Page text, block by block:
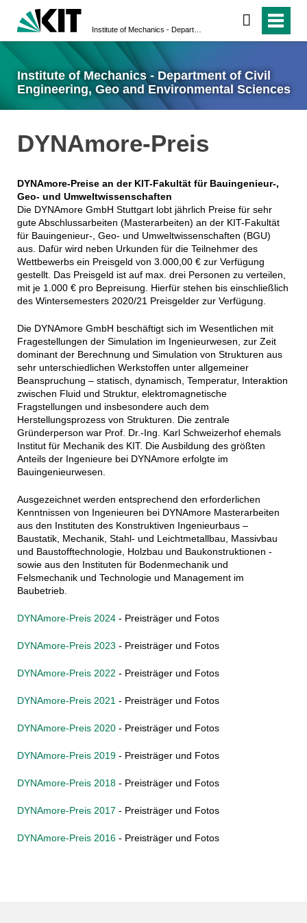
Institute of Mechanics - Department of Civil
Engineering, Geo and Environmental Sciences
DYNAmore-Preis
DYNAmore-Preise an der KIT-Fakultät für Bauingenieur-,
Geo- und Umweltwissenschaften
Die DYNAmore GmbH Stuttgart lobt jährlich Preise für sehr
gute Abschlussarbeiten (Masterarbeiten) an der KIT-Fakultät
für Bauingenieur-, Geo- und Umweltwissenschaften (BGU)
aus. Dafür wird neben Urkunden für die Teilnehmer des
Wettbewerbs ein Preisgeld von 3.000,00 € zur Verfügung
gestellt. Das Preisgeld ist auf max. drei Personen zu verteilen,
mit je 1.000 € pro Bepreisung. Hierfür stehen bis einschließlich
des Wintersemesters 2020/21 Preisgelder zur Verfügung.
Die DYNAmore GmbH beschäftigt sich im Wesentlichen mit
Fragestellungen der Simulation im Ingenieurwesen, zur Zeit
dominant der Berechnung und Simulation von Strukturen aus
sehr unterschiedlichen Werkstoffen unter allgemeiner
Beanspruchung – statisch, dynamisch, Temperatur, Interaktion
zwischen Fluid und Struktur, elektromagnetische
Fragstellungen und insbesondere auch dem
Herstellungsprozess von Strukturen. Die zentrale
Gründerperson war Prof. Dr.-Ing. Karl Schweizerhof ehemals
Institut für Mechanik des KIT. Die Ausbildung des größten
Anteils der Ingenieure bei DYNAmore erfolgte im
Bauingenieurwesen.
Ausgezeichnet werden entsprechend den erforderlichen
Kenntnissen von Ingenieuren bei DYNAmore Masterarbeiten
aus den Instituten des Konstruktiven Ingenieurbaus –
Baustatik, Mechanik, Stahl- und Leichtmetallbau, Massivbau
und Baustofftechnologie, Holzbau und Baukonstruktionen -
sowie aus den Instituten für Bodenmechanik und
Felsmechanik und Technologie und Management im
Baubetrieb.
DYNAmore-Preis 2024- Preisträger und Fotos
DYNAmore-Preis 2023 - Preisträger und Fotos
DYNAmore-Preis 2022 - Preisträger und Fotos
DYNAmore-Preis 2021- Preisträger und Fotos
DYNAmore-Preis 2020- Preisträger und Fotos
DYNAmore-Preis 2019- Preisträger und Fotos
DYNAmore-Preis 2018- Preisträger und Fotos
DYNAmore-Preis 2017 - Preisträger und Fotos
DYNAmore-Preis 2016- Preisträger und Fotos